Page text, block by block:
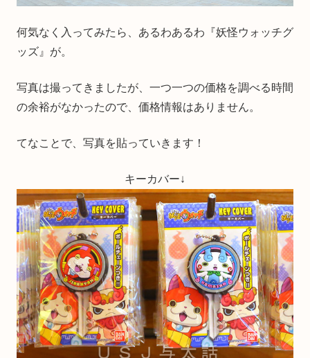
何気なく入ってみたら、あるわあるわ『妖怪ウォッチグ
ッズ』が。
写真は撮ってきましたが、一つ一つの価格を調べる時間
の余裕がなかったので、価格情報はありません。
てなことで、写真を貼っていきます！
キーカバー↓